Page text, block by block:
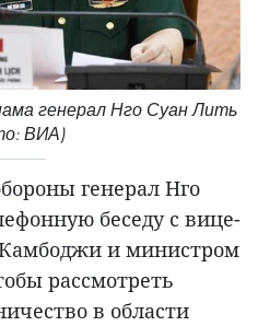
генерал Нго Суан Лить
ВИА)
генерал Нго
беседу с вице-
и министром
рассмотреть
в области